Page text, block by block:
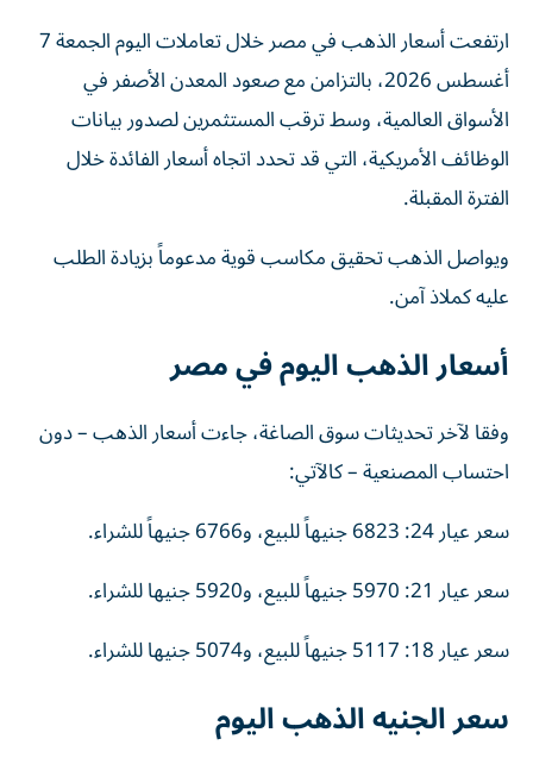
ارتفعت أسعار الذهب في مصر خلال تعاملات اليوم الجمعة 7
أغسطس 2026، بالتزامن مع صعود المعدن الأصفر في
الأسواق العالمية، وسط ترقب المستثمرين لصدور بيانات
الوظائف الأمريكية، التي قد تحدد اتجاه أسعار الفائدة خلال
الفترة المقبلة.
ويواصل الذهب تحقيق مكاسب قوية مدعوماً بزيادة الطلب
عليه كملاذ آمن.
أسعار الذهب اليوم في مصر
وفقا لآخر تحديثات سوق الصاغة، جاءت أسعار الذهب – دون
احتساب المصنعية – كالآتي:
سعر عيار 24: 6823 جنيهاً للبيع، و6766 جنيهاً للشراء.
سعر عيار 21: 5970 جنيهاً للبيع، و5920 جنيها للشراء.
سعر عيار 18: 5117 جنيهاً للبيع، و5074 جنيها للشراء.
سعر الجنيه الذهب اليوم